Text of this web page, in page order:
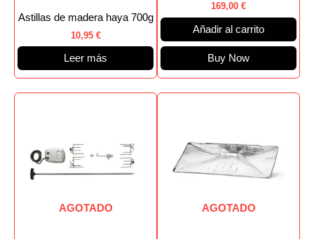
Astillas de madera haya 700g
10,95 €
Leer más
169,00 €
Añadir al carrito
Buy Now
AGOTADO AGOTADO